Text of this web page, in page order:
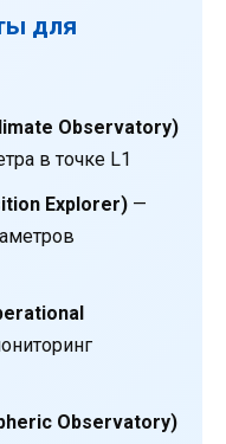
для
Observatory)
в точке L1
Explorer)—
Observatory)